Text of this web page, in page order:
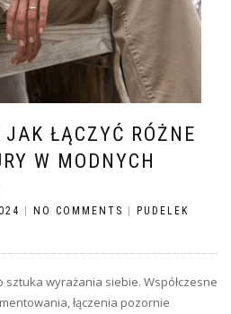
ŁĄCZYĆ RÓŻNE
W MODNYCH
NO COMMENTS
PUDELEK
wyrażania siebie. Współczesne
łączenia pozornie